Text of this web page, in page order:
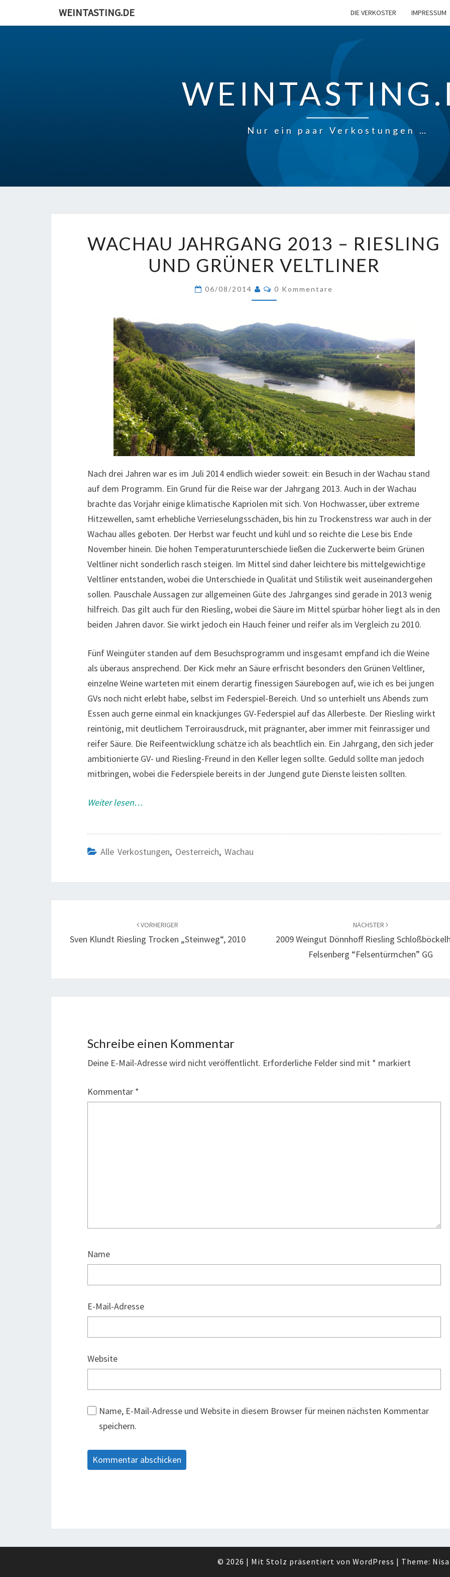
WEINTASTING.DE DIE VERKOSTER IMPRESSUM
Nur ein paar Verkostungen …
JAHRGANG
2013
–
RIESLING
GRÜNER
VELTLINER
WACHAU JAHRGANG 2013 – RIESLING
UND GRÜNER VELTLINER
06/08/2014 Kommentare
0 Kommentare
Nach drei Jahren war es im Juli 2014 endlich wieder soweit: ein Besuch in der Wachau stand
auf dem Programm. Ein Grund für die Reise war der Jahrgang 2013. Auch in der Wachau
brachte das Vorjahr einige klimatische Kapriolen mit sich. Von Hochwasser, über extreme
Hitzewellen, samt erhebliche Verrieselungsschäden, bis hin zu Trockenstress war auch in der
Wachau alles geboten. Der Herbst war feucht und kühl und so reichte die Lese bis Ende
November hinein. Die hohen Temperaturunterschiede ließen die Zuckerwerte beim Grünen
Veltliner nicht sonderlich rasch steigen. Im Mittel sind daher leichtere bis mittelgewichtige
Veltliner entstanden, wobei die Unterschiede in Qualität und Stilistik weit auseinandergehen
sollen. Pauschale Aussagen zur allgemeinen Güte des Jahrganges sind gerade in 2013 wenig
hilfreich. Das gilt auch für den Riesling, wobei die Säure im Mittel spürbar höher liegt als in den
beiden Jahren davor. Sie wirkt jedoch ein Hauch feiner und reifer als im Vergleich zu 2010.
Fünf Weingüter standen auf dem Besuchsprogramm und insgesamt empfand ich die Weine
als überaus ansprechend. Der Kick mehr an Säure erfrischt besonders den Grünen Veltliner,
einzelne Weine warteten mit einem derartig finessigen Säurebogen auf, wie ich es bei jungen
GVs noch nicht erlebt habe, selbst im Federspiel-Bereich. Und so unterhielt uns Abends zum
Essen auch gerne einmal ein knackjunges GV-Federspiel auf das Allerbeste. Der Riesling wirkt
reintönig, mit deutlichem Terroirausdruck, mit prägnanter, aber immer mit feinrassiger und
reifer Säure. Die Reifeentwicklung schätze ich als beachtlich ein. Ein Jahrgang, den sich jeder
ambitionierte GV- und Riesling-Freund in den Keller legen sollte. Geduld sollte man jedoch
mitbringen, wobei die Federspiele bereits in der Jungend gute Dienste leisten sollten.
Weiter lesen…
Alle Verkostungen, Oesterreich, Wachau
VORHERIGER
Sven Klundt Riesling Trocken „Steinweg“, 2010
NÄCHSTER
2009 Weingut Dönnhoff Riesling
Felsenberg “Felsentürmchen” GG
Schreibe einen Kommentar
Deine E-Mail-Adresse wird nicht veröffentlicht. Erforderliche Felder sind mit * markiert
Kommentar *
Name
E-Mail-Adresse
Website
Name, E-Mail-Adresse und Website in diesem Browser für meinen nächsten Kommentar
speichern.
© 2026 | Mit Stolz präsentiert von WordPress | Theme: